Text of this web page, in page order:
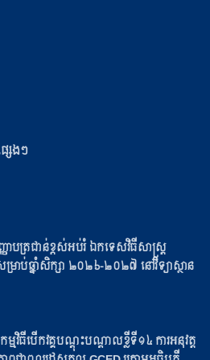
េងៗ
បត្រជាន់ខ្ពស់អប់រំ ឯកទេសវិធីសាស្ត្រ
រាប់ឆ្នាំសិក្សា ២០២៦-២០២៧ នៅវិទ្យាស្ថាន
ើកវគ្គបណ្ដុះបណ្ដាលខ្លីទី១៤ ការអនុវត្ត